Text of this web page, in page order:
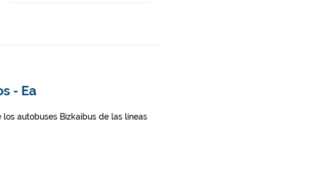
- Ea
autobuses Bizkaibus de las líneas